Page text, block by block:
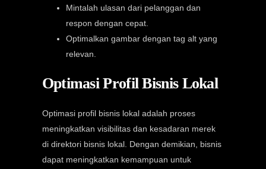
Mintalah ulasan dari pelanggan dan
respon dengan cepat.
Optimalkan gambar dengan tag alt yang
relevan.
Optimasi Profil Bisnis Lokal
Optimasi profil bisnis lokal adalah proses
meningkatkan visibilitas dan kesadaran merek
di direktori bisnis lokal. Dengan demikian, bisnis
dapat meningkatkan kemampuan untuk